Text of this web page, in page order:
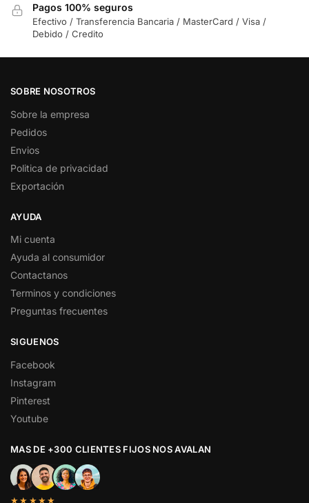
Pagos 100% seguros
Efectivo / Transferencia Bancaria / MasterCard / Visa /
Debido / Credito
SOBRE NOSOTROS
Sobre la empresa
Pedidos
Envios
Politica de privacidad
Exportación
AYUDA
Mi cuenta
Ayuda al consumidor
Contactanos
Terminos y condiciones
Preguntas frecuentes
SIGUENOS
Facebook
Instagram
Pinterest
Youtube
MAS DE +300 CLIENTES FIJOS NOS AVALAN
★★★★★